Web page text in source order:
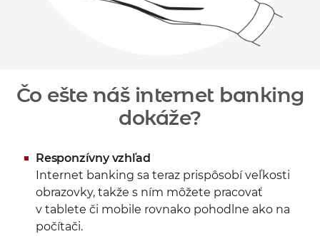
Čo ešte náš internet banking
dokáže?
Responzívny vzhľad
Internet banking sa teraz prispôsobí veľkosti
obrazovky, takže s ním môžete pracovať
v tablete či mobile rovnako pohodlne ako na
počítači.